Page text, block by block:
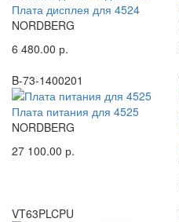
Плата дисплея для 4524
NORDBERG
6 480.00 р.
B-73-1400201
Плата питания для 4525
NORDBERG
27 100.00 р.
VT63PLCPU